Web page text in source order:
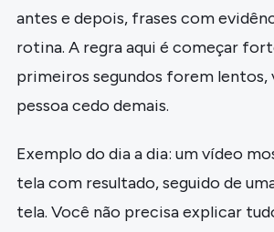
antes e depois, frases com
rotina. A regra aqui é começar
primeiros segundos forem lentos,
pessoa cedo demais.
Exemplo do dia a dia: um vídeo
tela com resultado, seguido de
tela. Você não precisa explicar